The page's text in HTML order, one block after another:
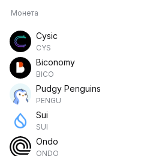
Монета
Cysic
CYS
Biconomy
BICO
Pudgy Penguins
PENGU
Sui
SUI
Ondo
ONDO